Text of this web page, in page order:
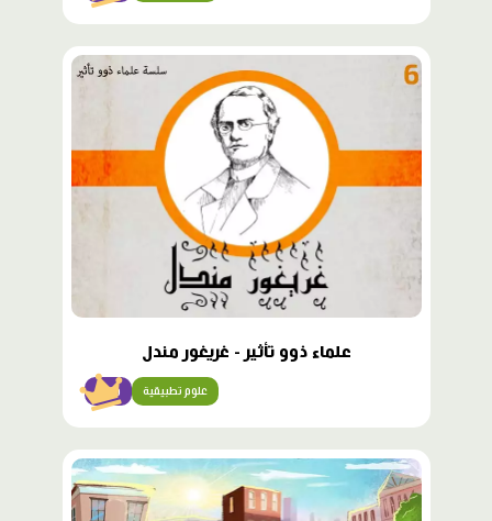
محتوى
مميّز
علماء ذوو تأثير - غريغور مندل
متقن علوم تطبيقية
محتوى
مميّز